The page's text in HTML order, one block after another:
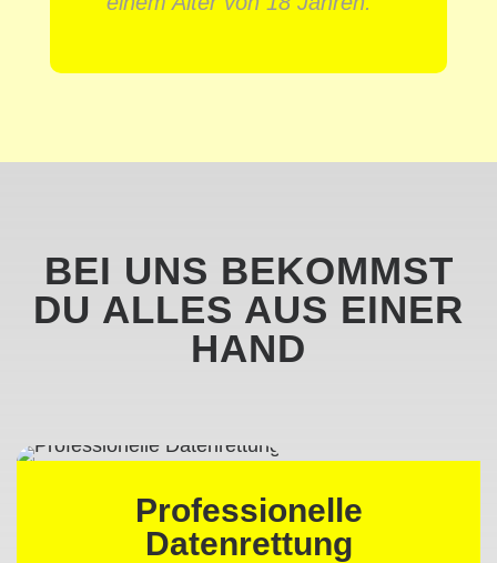
BEI UNS BEKOMMST
DU ALLES AUS EINER
HAND
Professionelle
Datenrettung